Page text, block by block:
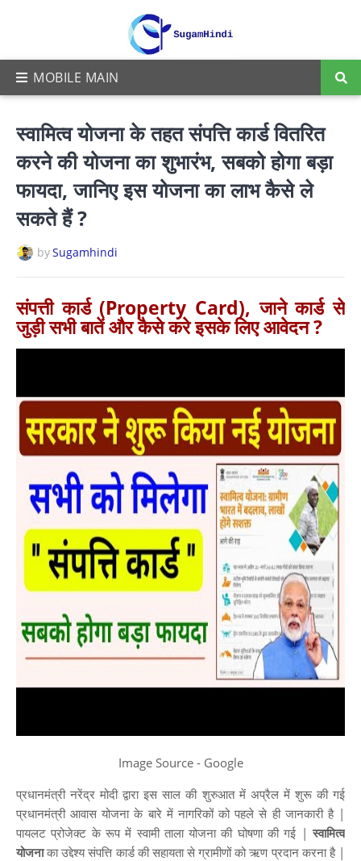
स्वामित्व योजना के तहत संपत्ति कार्ड वितरित
करने की योजना का शुभारंभ, सबको होगा बड़ा
फायदा, जानिए इस योजना का लाभ कैसे ले
सकते हैं ?
bySugamhindi
संपत्ती कार्ड (Property Card), जाने कार्ड से
जुड़ी सभी बातें और कैसे करे इसके लिए आवेदन ?
Image Source - Google
प्रधानमंत्री नरेंद्र मोदी द्वारा इस साल की शुरुआत में अप्रैल में शुरू की गई
प्रधानमंत्री आवास योजना के बारे में नागरिकों को पहले से ही जानकारी है |
पायलट प्रोजेक्ट के रूप में स्वामी ताला योजना की घोषणा की गई | स्वामित्व
योजनाका उद्देश्य संपत्ति कार्ड की सहायता से ग्रामीणों को ऋण प्रदान करना है |